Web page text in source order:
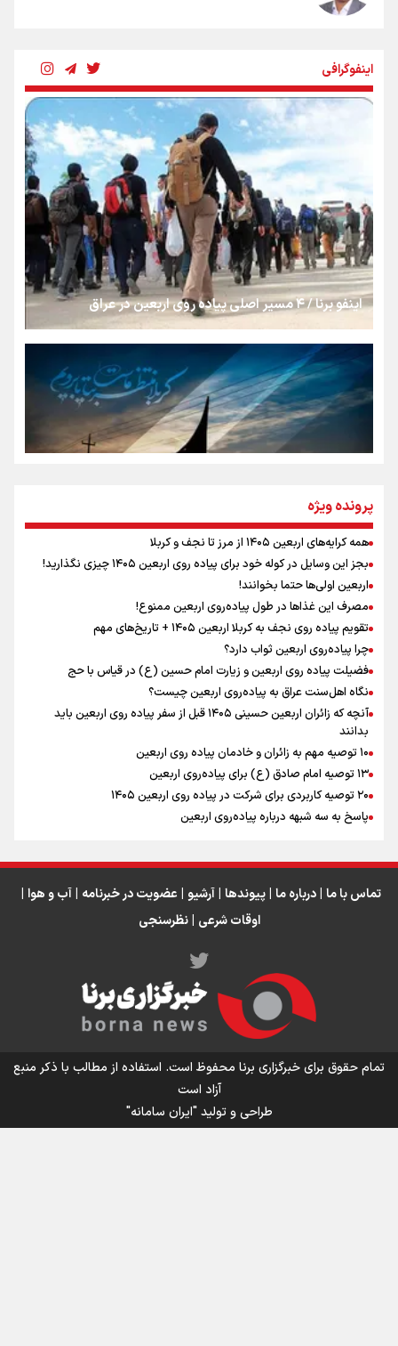
رسانه ملی و حق مردم برای شنیدن صدای رئیس‌جمهوری
روایت ایران از کنار مردم
از طلوع خیابان‌ها تا غروب اشک
جمله‌ای که بغض چهارماهه را شکست؛ «آهای مردم، آقا از
تهران رفتند»
سه حسرتی که به دلم ماند
نگاه تمدنی رهبر شهید به فضای مجازی
رابطه کارگر و کارفرما در اندیشه رهبر شهید: از تضاد به
زوجیت
اینفوگرافی
اینفو برنا / ۴ مسیر اصلی پیاده روی اربعین در عراق
اینفو برنا / توصیه‌هایی طلایی برای پیاده روی اربعین
اینفو برنا / جدول کامل فاصله مرز شلمچه تا شهرهای زیارتی
عراق
اینفو برنا/ میزان مالیات بر ارزش افزوده چقدر است؟
پرونده ویژه
همه کرایه‌های اربعین ۱۴۰۵ از مرز تا نجف و کربلا
بجز این وسایل در کوله خود برای پیاده روی اربعین ۱۴۰۵ چیزی نگذارید!
اربعین اولی‌ها حتما بخوانند!
مصرف این غذاها در طول پیاده‌روی اربعین ممنوع!
تقویم پیاده روی نجف به کربلا اربعین ۱۴۰۵ + تاریخ‌های مهم
چرا پیاده‌روی اربعین ثواب دارد؟
فضیلت پیاده روی اربعین و زیارت امام حسین (ع) در قیاس با حج
نگاه اهل‌سنت عراق به پیاده‌روی اربعین چیست؟
آنچه که زائران اربعین حسینی ۱۴۰۵ قبل از سفر پیاده روی اربعین باید
بدانند
۱۰ توصیه مهم به زائران و خادمان پیاده روی اربعین
۱۳ توصیه امام صادق (ع) برای پیاده‌روی اربعین
۲۰ توصیه کاربردی برای شرکت در پیاده روی اربعین ۱۴۰۵
پاسخ به سه‌ شبهه درباره پیاده‌روی اربعین
تماس با ما | درباره ما | پیوندها | آرشیو | عضویت در خبرنامه | آب و هوا |
اوقات شرعی | نظرسنجی
تمام حقوق برای خبرگزاری برنا محفوظ است. استفاده از مطالب با ذکر منبع
آزاد است
طراحی و تولید"ایران سامانه"